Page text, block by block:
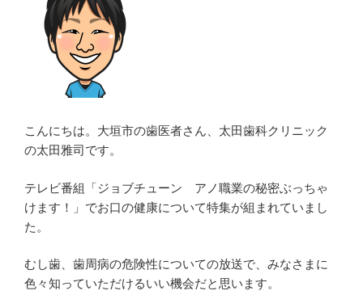
こんにちは。大垣市の歯医者さん、太田歯科クリニック
の太田雅司です。
テレビ番組「ジョブチューン アノ職業の秘密ぶっちゃ
けます！」でお口の健康について特集が組まれていまし
た。
むし歯、歯周病の危険性についての放送で、みなさまに
色々知っていただけるいい機会だと思います。